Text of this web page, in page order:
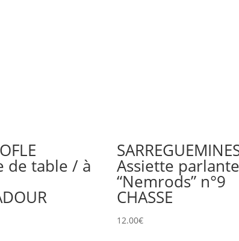
de table / à Assiette parlante
“Nemrods” n°9
CHASSE
12.00€